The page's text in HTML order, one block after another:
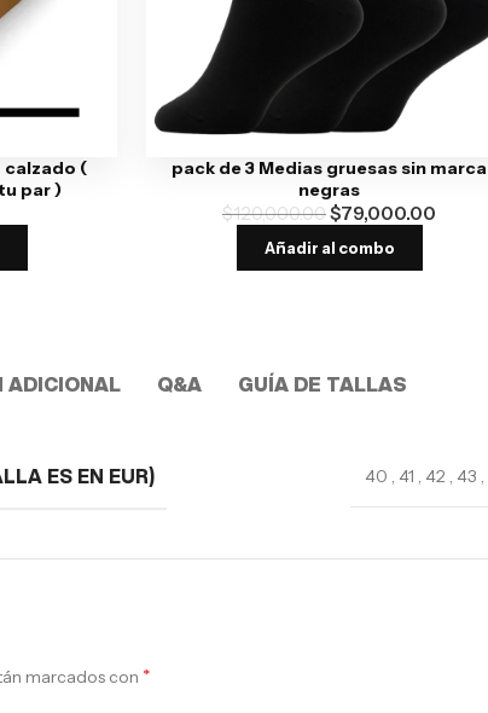
calzado (
par )
pack de 3 Medias gruesas sin marca
negras
$120,000.00$79,000.00
Añadir al combo
ADICIONAL Q&A GUÍA DE TALLAS
ES EN EUR) 40 , 41 , 42 , 43 ,
marcados con *